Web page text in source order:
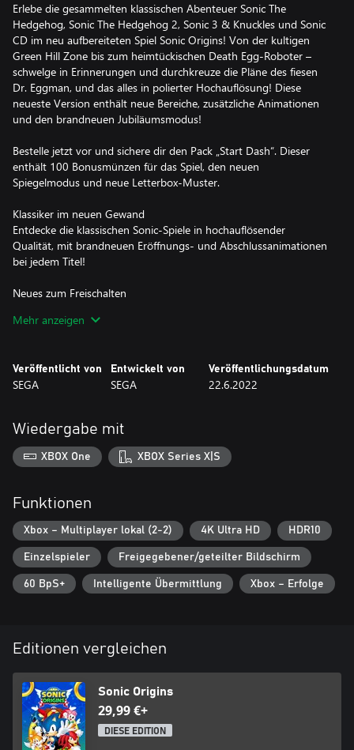
Erlebe die gesammelten klassischen Abenteuer Sonic The
Hedgehog, Sonic The Hedgehog 2, Sonic 3 & Knuckles und Sonic
CD im neu aufbereiteten Spiel Sonic Origins! Von der kultigen
Green Hill Zone bis zum heimtückischen Death Egg-Roboter –
schwelge in Erinnerungen und durchkreuze die Pläne des fiesen
Dr. Eggman, und das alles in polierter Hochauflösung! Diese
neueste Version enthält neue Bereiche, zusätzliche Animationen
und den brandneuen Jubiläumsmodus!
Bestelle jetzt vor und sichere dir den Pack „Start Dash“. Dieser
enthält 100 Bonusmünzen für das Spiel, den neuen
Spiegelmodus und neue Letterbox-Muster.
Klassiker im neuen Gewand
Entdecke die klassischen Sonic-Spiele in hochauflösender
Qualität, mit brandneuen Eröffnungs- und Abschlussanimationen
bei jedem Titel!
Neues zum Freischalten
denen du im Museum neue Inhalte, Herausforderungen und
Klassik- und Jubiläumsmodus
Im Klassik-Modus rast du im Wirbelsprint durch zahlreiche
begrenzten Leben. Im neuen Jubiläumsmodus hast du
unbegrenzte Leben und spielst in Hochauflösung.
Mehr anzeigen
Veröffentlicht von
SEGA
Entwickelt von
SEGA
Veröffentlichungsdatum
22.6.2022
Wiedergabe mit
XBOX One XBOX Series X|S
Funktionen
Xbox – Multiplayer lokal (2-2) 4K Ultra HD HDR10
Einzelspieler Freigegebener/geteilter Bildschirm
60 BpS+ Intelligente Übermittlung Xbox – Erfolge
Editionen vergleichen
Sonic Origins
29,99 €+
DIESE EDITION